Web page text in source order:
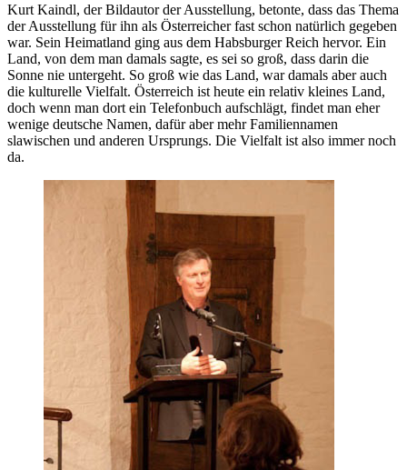
Kurt Kaindl, der Bildautor der Ausstellung, betonte, dass das Thema
der Ausstellung für ihn als Österreicher fast schon natürlich gegeben
war. Sein Heimatland ging aus dem Habsburger Reich hervor. Ein
Land, von dem man damals sagte, es sei so groß, dass darin die
Sonne nie untergeht. So groß wie das Land, war damals aber auch
die kulturelle Vielfalt. Österreich ist heute ein relativ kleines Land,
doch wenn man dort ein Telefonbuch aufschlägt, findet man eher
wenige deutsche Namen, dafür aber mehr Familiennamen
slawischen und anderen Ursprungs. Die Vielfalt ist also immer noch
da.